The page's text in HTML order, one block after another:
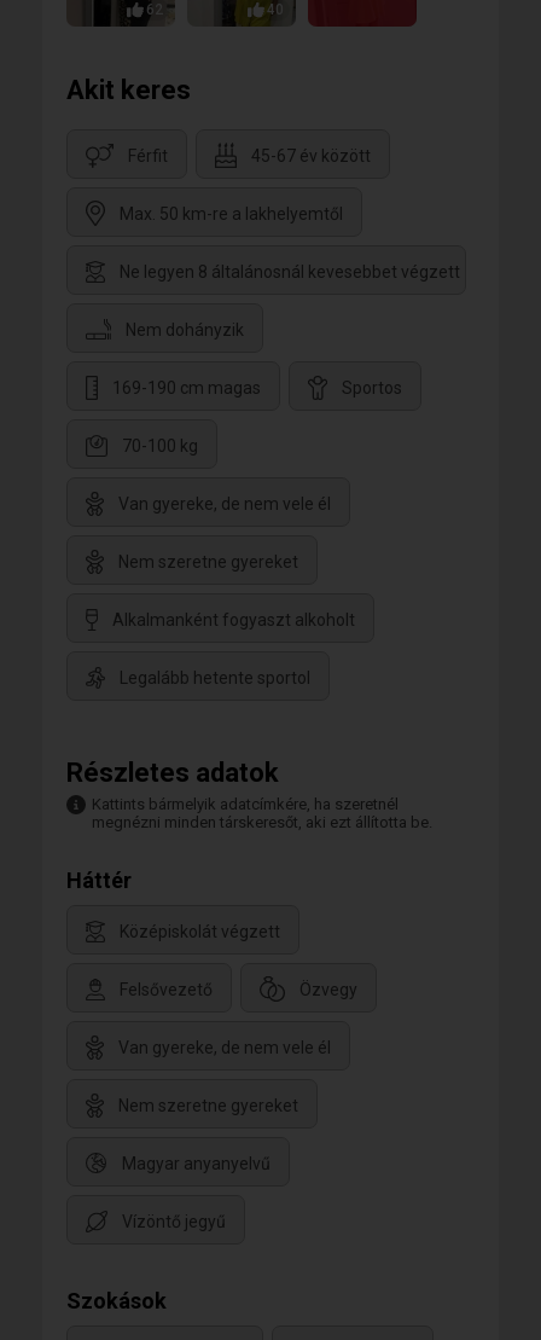
62 40
Akit keres
Férfit 45-67 év között
Max. 50 km-re a lakhelyemtől
Ne legyen 8 általánosnál kevesebbet végzett
Nem dohányzik
169-190 cm magas Sportos
70-100 kg
Van gyereke, de nem vele él
Nem szeretne gyereket
Alkalmanként fogyaszt alkoholt
Legalább hetente sportol
Részletes adatok
Kattints bármelyik adatcímkére, ha szeretnél
megnézni minden társkeresőt, aki ezt állította be.
Háttér
Középiskolát végzett
Felsővezető Özvegy
Van gyereke, de nem vele él
Nem szeretne gyereket
Magyar anyanyelvű
Vízöntő jegyű
Szokások